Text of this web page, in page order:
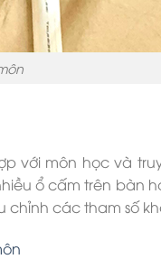
với môn học và
ổ cấm trên bàn
các tham số